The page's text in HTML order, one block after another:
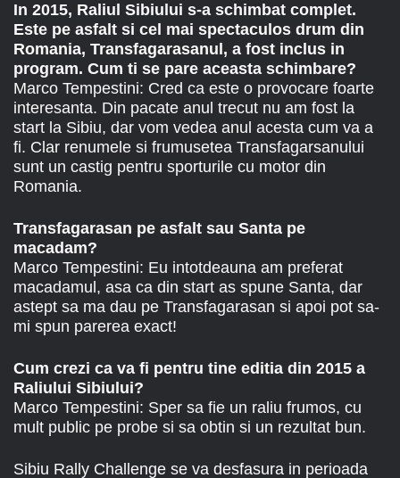
In 2015, Raliul Sibiului s-a schimbat complet.
Este pe asfalt si cel mai spectaculos drum din
Romania, Transfagarasanul, a fost inclus in
program. Cum ti se pare aceasta schimbare?
Marco Tempestini: Cred ca este o provocare foarte
interesanta. Din pacate anul trecut nu am fost la
start la Sibiu, dar vom vedea anul acesta cum va a
fi. Clar renumele si frumusetea Transfagarsanului
sunt un castig pentru sporturile cu motor din
Romania.
Transfagarasan pe asfalt sau Santa pe
macadam?
Marco Tempestini: Eu intotdeauna am preferat
macadamul, asa ca din start as spune Santa, dar
astept sa ma dau pe Transfagarasan si apoi pot sa-
mi spun parerea exact!
Cum crezi ca va fi pentru tine editia din 2015 a
Raliului Sibiului?
Marco Tempestini: Sper sa fie un raliu frumos, cu
mult public pe probe si sa obtin si un rezultat bun.
Sibiu Rally Challenge se va desfasura in perioada